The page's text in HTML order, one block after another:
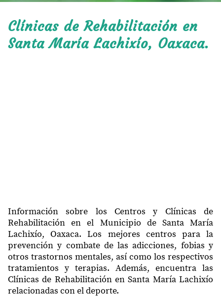
Clínicas de Rehabilitación en
Santa María Lachixío, Oaxaca.
Información sobre los Centros y Clínicas de
Rehabilitación en el Municipio de Santa María
Lachixío, Oaxaca. Los mejores centros para la
prevención y combate de las adicciones, fobias y
otros trastornos mentales, así como los respectivos
tratamientos y terapias. Además, encuentra las
Clínicas de Rehabilitación en Santa María Lachixío
relacionadas con el deporte.